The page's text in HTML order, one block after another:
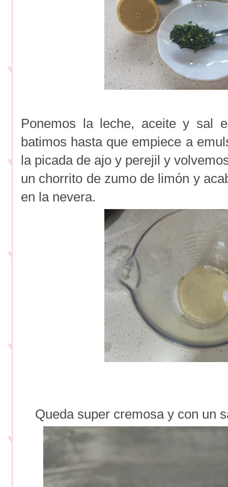
Ponemos la leche, aceite y sal
batimos hasta que empiece a
la picada de ajo y perejil y
un chorrito de zumo de limón y
en la nevera.
Queda super cremosa y con un